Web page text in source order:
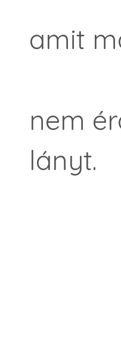
amit
nem
lányt.